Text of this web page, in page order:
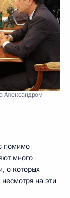
Александром
помимо
много
о которых
на эти